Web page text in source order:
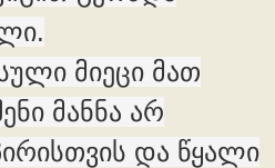
მიეცი მათ
მანნა არ
და წყალი